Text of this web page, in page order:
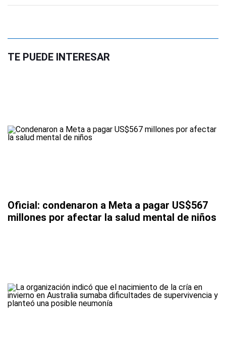
TE PUEDE INTERESAR
Oficial: condenaron a Meta a pagar US$567
millones por afectar la salud mental de niños